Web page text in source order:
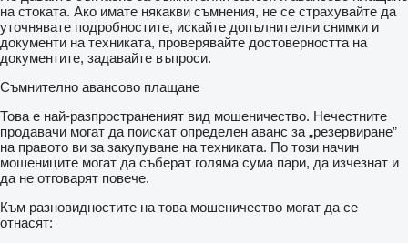
на стоката. Ако имате някакви съмнения, не се страхувайте да
уточнявате подробностите, искайте допълнителни снимки и
документи на техниката, проверявайте достоверността на
документите, задавайте въпроси.
Съмнително авансово плащане
Това е най-разпространеният вид мошеничество. Нечестните
продавачи могат да поискат определен аванс за „резервиране”
на правото ви за закупуване на техниката. По този начин
мошениците могат да съберат голяма сума пари, да изчезнат и
да не отговарят повече.
Към разновидностите на това мошеничество могат да се
отнасят: